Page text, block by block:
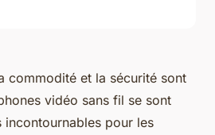
commodité et la sécurité sont
vidéo sans fil se sont
incontournables pour les